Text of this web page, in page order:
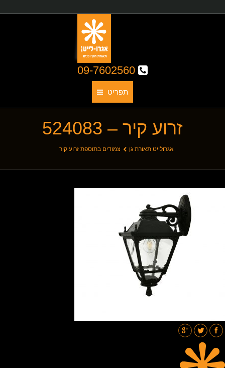
תפריט
תאורת גן
אודותינו
תאורת חוץ
תאורת פנים
תאורת רחובות
בלוג
גלריות
צור קשר
זרוע קיר – 524083
אגרולייט תאורת גן צמודים בתוספת זרוע קיר